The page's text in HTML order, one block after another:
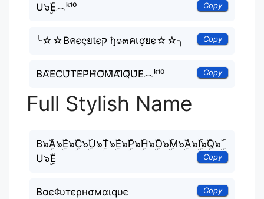
U๖ۣۜE︵ᵏ¹⁰
Copy
╰☆☆Bคєςยtєק ђ๏๓คเợยє☆☆╮ Copy
BA᷈E᷈C᷈U᷈T᷈E᷈P᷈H᷈O᷈M᷈A᷈I᷈Q᷈U᷈E᷈︵ᵏ¹⁰ Copy
Full Stylish Name
B๖ۣۜA๖ۣۜE๖ۣۜC๖ۣۜU๖ۣۜT๖ۣۜE๖ۣۜP๖ۣۜH๖ۣۜO๖ۣۜM๖ۣۜA๖ۣۜI๖ۣۜQ๖ۣۜ
U๖ۣۜE
Copy
Bαє¢υтєρнσмαιqυє Copy